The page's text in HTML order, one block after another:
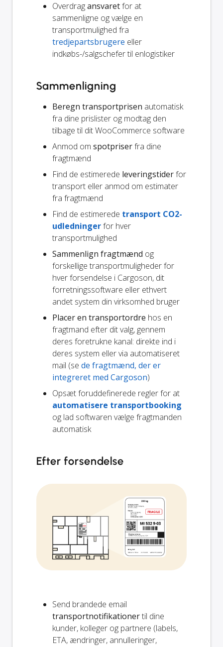
Overdragansvaretfor at
sammenligne og vælge en
transportmulighed fra
tredjepartsbrugere eller
indkøbs-/salgschefer til enlogistiker
Sammenligning
Beregn transportprisen automatisk
fra dine prislister og modtag den
tilbage til dit WooCommerce software
Anmod om spotpriserfra dine
fragtmænd
Find de estimerede leveringstiderfor
transport eller anmod om estimater
fra fragtmænd
Find de estimerede transport CO2-
udledningerfor hver
transportmulighed
Sammenlign fragtmænd og
forskellige transportmuligheder for
hver forsendelse i Cargoson, dit
forretningssoftware eller ethvert
andet system din virksomhed bruger
Placer en transportordre hos en
fragtmand efter dit valg, gennem
deres foretrukne kanal: direkte ind i
deres system eller via automatiseret
mail (se de fragtmænd, der er
integreret med Cargoson)
Opsæt foruddefinerede regler for at
automatisere transportbooking
og lad softwaren vælge fragtmanden
automatisk
Efter forsendelse
Send brandede email
transportnotifikationertil dine
kunder, kolleger og partnere (labels,
ETA, ændringer, annulleringer,